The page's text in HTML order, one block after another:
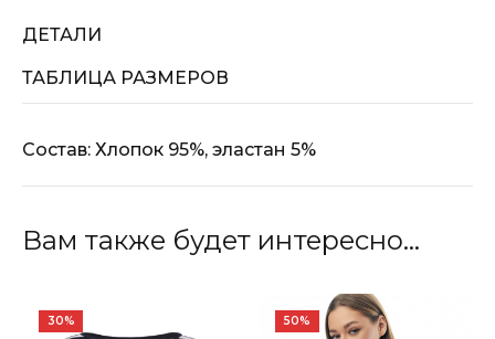
ДЕТАЛИ
ТАБЛИЦА РАЗМЕРОВ
Состав: Хлопок 95%, эластан 5%
Вам также будет интересно…
30% 50%